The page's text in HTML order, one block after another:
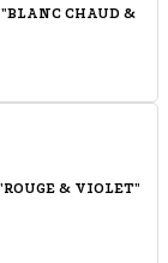
CHAUD &
& VIOLET"